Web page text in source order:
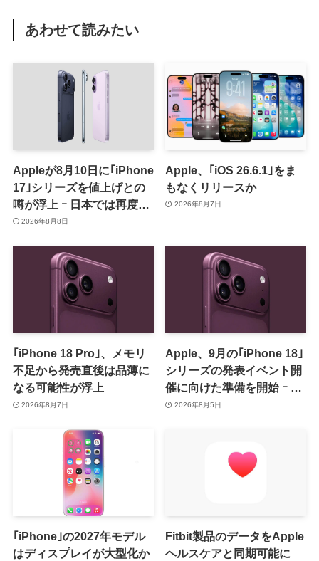
あわせて読みたい
Appleが8月10日に｢iPhone
17｣シリーズを値上げとの
噂が浮上 ｰ 日本では再度値
上げの可能性も?!
2026年8月8日
Apple、｢iOS 26.6.1｣をま
もなくリリースか
2026年8月7日
｢iPhone 18 Pro｣、メモリ
不足から発売直後は品薄に
なる可能性が浮上
2026年8月7日
Apple、9月の｢iPhone 18｣
シリーズの発表イベント開
催に向けた準備を開始 ｰ 9
月8日か9月9日に開催見込
2026年8月5日
｢iPhone｣の2027年モデル
はディスプレイが大型化か
Fitbit製品のデータをApple
ヘルスケアと同期可能に